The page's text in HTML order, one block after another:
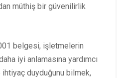
müthiş bir güvenilirlik
belgesi, işletmelerin
iyi anlamasına yardımcı
duyduğunu bilmek,